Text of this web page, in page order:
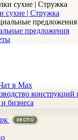
сухие | Стружка
предложения
в Max